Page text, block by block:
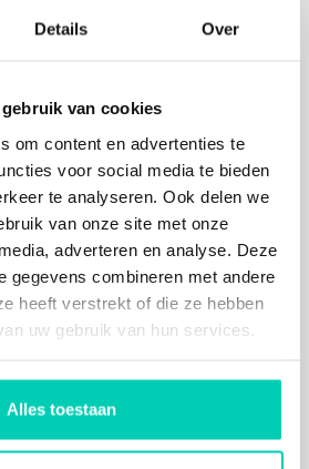
Details Over
van cookies
om content en advertenties te
voor social media te bieden
te analyseren. Ook delen we
van onze site met onze
adverteren en analyse. Deze
gegevens combineren met andere
heeft verstrekt of die ze hebben
uw gebruik van hun services.
Alles toestaan
heeft de huiselijke sfeer
met hedendaags comfort. In
in een van de 105
ook tot de mogelijkheden.
prachtig gerenoveerd.
is er van alles mogelijk. Een
meerdaagse bijeenkomst.
maakt samen met
uit van Joannes